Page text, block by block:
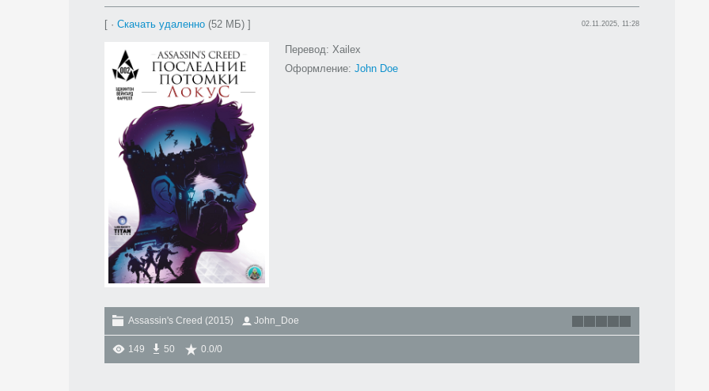
[ · Скачать удаленно (52 МБ) ] 02.11.2025, 11:28
Перевод: Xailex
Оформление: John Doe
Assassin's Creed (2015) John_Doe
149 50 0.0/0